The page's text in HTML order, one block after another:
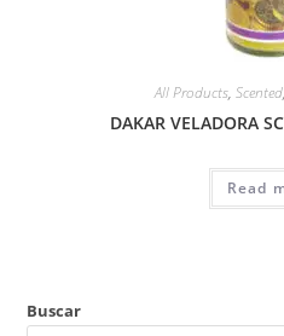
All Products, Scented,
DAKAR VELADORA
Read
Buscar